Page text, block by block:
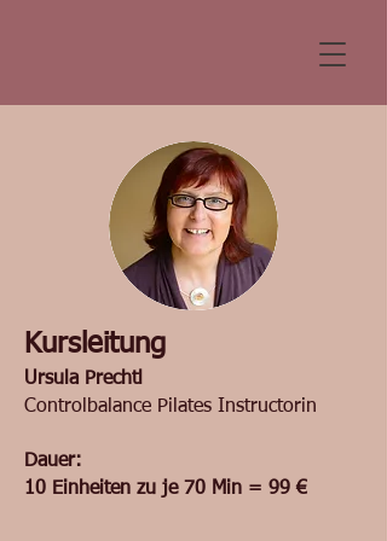
Pilates
Sanftes, effektives Training für
Frauen/Männer/Jugendliche
Kursleitung
Ursula Prechtl
Controlbalance Pilates Instructorin
Dauer:
10 Einheiten zu je 70 Min = 99 €